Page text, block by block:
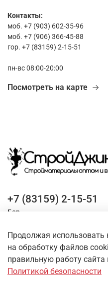
Контакты:
моб. +7 (903) 602-35-96
моб. +7 (906) 366-45-88
гор. +7 (83159) 2-15-51
пн-вс 08:00-20:00
Посмотреть на карте
+7 (83159) 2-15-51
Бор
Оставайтесь на связи
Продолжая использовать
на обработку файлов
правильную работу
Политикой безопасности